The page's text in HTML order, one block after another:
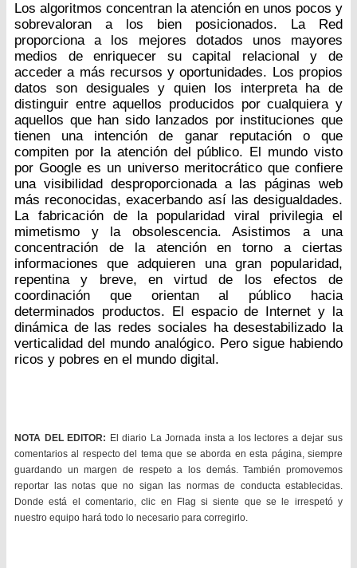
Los algoritmos concentran la atención en unos pocos y
sobrevaloran a los bien posicionados. La Red
proporciona a los mejores dotados unos mayores
medios de enriquecer su capital relacional y de
acceder a más recursos y oportunidades. Los propios
datos son desiguales y quien los interpreta ha de
distinguir entre aquellos producidos por cualquiera y
aquellos que han sido lanzados por instituciones que
tienen una intención de ganar reputación o que
compiten por la atención del público. El mundo visto
por Google es un universo meritocrático que confiere
una visibilidad desproporcionada a las páginas web
más reconocidas, exacerbando así las desigualdades.
La fabricación de la popularidad viral privilegia el
mimetismo y la obsolescencia. Asistimos a una
concentración de la atención en torno a ciertas
informaciones que adquieren una gran popularidad,
repentina y breve, en virtud de los efectos de
coordinación que orientan al público hacia
determinados productos. El espacio de Internet y la
dinámica de las redes sociales ha desestabilizado la
verticalidad del mundo analógico. Pero sigue habiendo
ricos y pobres en el mundo digital.
NOTA DEL EDITOR: El diario La Jornada insta a los lectores a dejar sus
comentarios al respecto del tema que se aborda en esta página, siempre
guardando un margen de respeto a los demás. También promovemos
reportar las notas que no sigan las normas de conducta establecidas.
Donde está el comentario, clic en Flag si siente que se le irrespetó y
nuestro equipo hará todo lo necesario para corregirlo.